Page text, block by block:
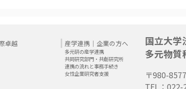
卓越 産学連携｜企業の方へ
多元研の産学連携
共同研究部門・共創研究所
連携の流れと事務手続き
女性企業研究者支援
国立大学
多元物質
〒980-8577